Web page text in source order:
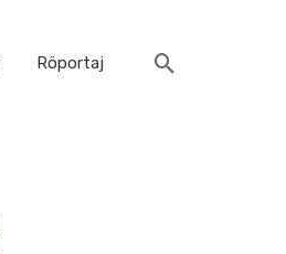
Röportaj